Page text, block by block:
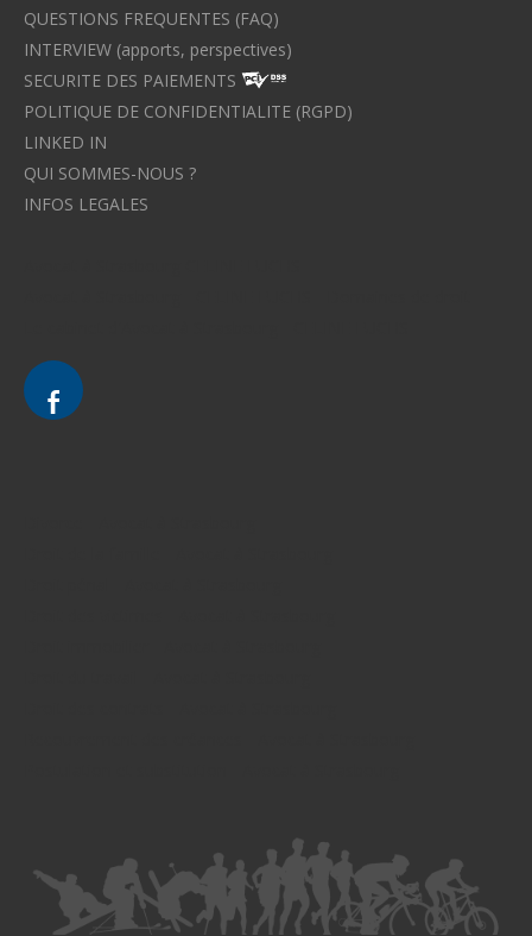
QUESTIONS FREQUENTES (FAQ)
INTERVIEW (apports, perspectives)
SECURITE DES PAIEMENTS
POLITIQUE DE CONFIDENTIALITE (RGPD)
LINKED IN
QUI SOMMES-NOUS ?
INFOS LEGALES